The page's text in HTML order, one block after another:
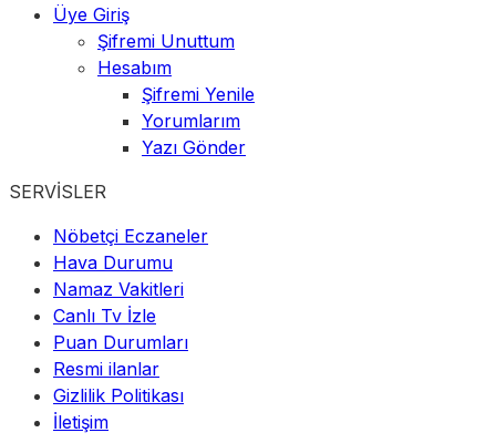
Üye Giriş
Şifremi Unuttum
Hesabım
Şifremi Yenile
Yorumlarım
Yazı Gönder
SERVİSLER
Nöbetçi Eczaneler
Hava Durumu
Namaz Vakitleri
Canlı Tv İzle
Puan Durumları
Resmi ilanlar
Gizlilik Politikası
İletişim